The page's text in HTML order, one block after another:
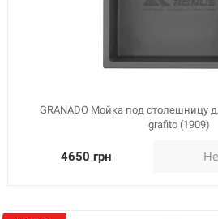
GRANADO Мойка под столешницу
grafito (1909)
4650 грн